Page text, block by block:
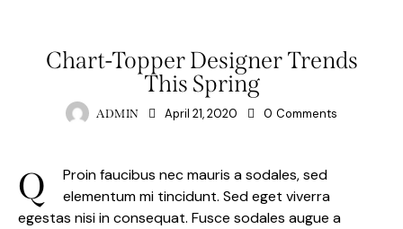
Chart-Topper Designer Trends
This Spring
ADMIN April 21, 2020 0 Comments
Q
Proin faucibus nec mauris a sodales, sed
elementum mi tincidunt. Sed eget viverra
egestas nisi in consequat. Fusce sodales augue a